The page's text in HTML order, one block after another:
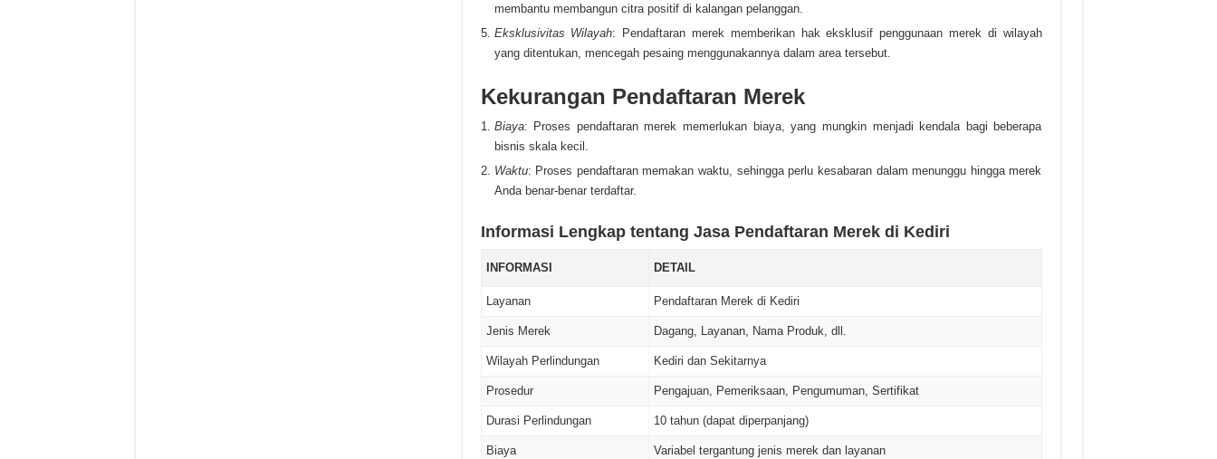
membantu membangun citra positif di kalangan pelanggan.
Eksklusivitas Wilayah: Pendaftaran merek memberikan hak eksklusif penggunaan merek di wilayah
yang ditentukan, mencegah pesaing menggunakannya dalam area tersebut.
Kekurangan Pendaftaran Merek
Biaya: Proses pendaftaran merek memerlukan biaya, yang mungkin menjadi kendala bagi beberapa
bisnis skala kecil.
Waktu: Proses pendaftaran memakan waktu, sehingga perlu kesabaran dalam menunggu hingga merek
Anda benar-benar terdaftar.
Informasi Lengkap tentang Jasa Pendaftaran Merek di Kediri
INFORMASI DETAIL
Layanan Pendaftaran Merek di Kediri
Jenis Merek Dagang, Layanan, Nama Produk, dll.
Wilayah Perlindungan Kediri dan Sekitarnya
Prosedur Pengajuan, Pemeriksaan, Pengumuman, Sertifikat
Durasi Perlindungan 10 tahun (dapat diperpanjang)
Biaya Variabel tergantung jenis merek dan layanan